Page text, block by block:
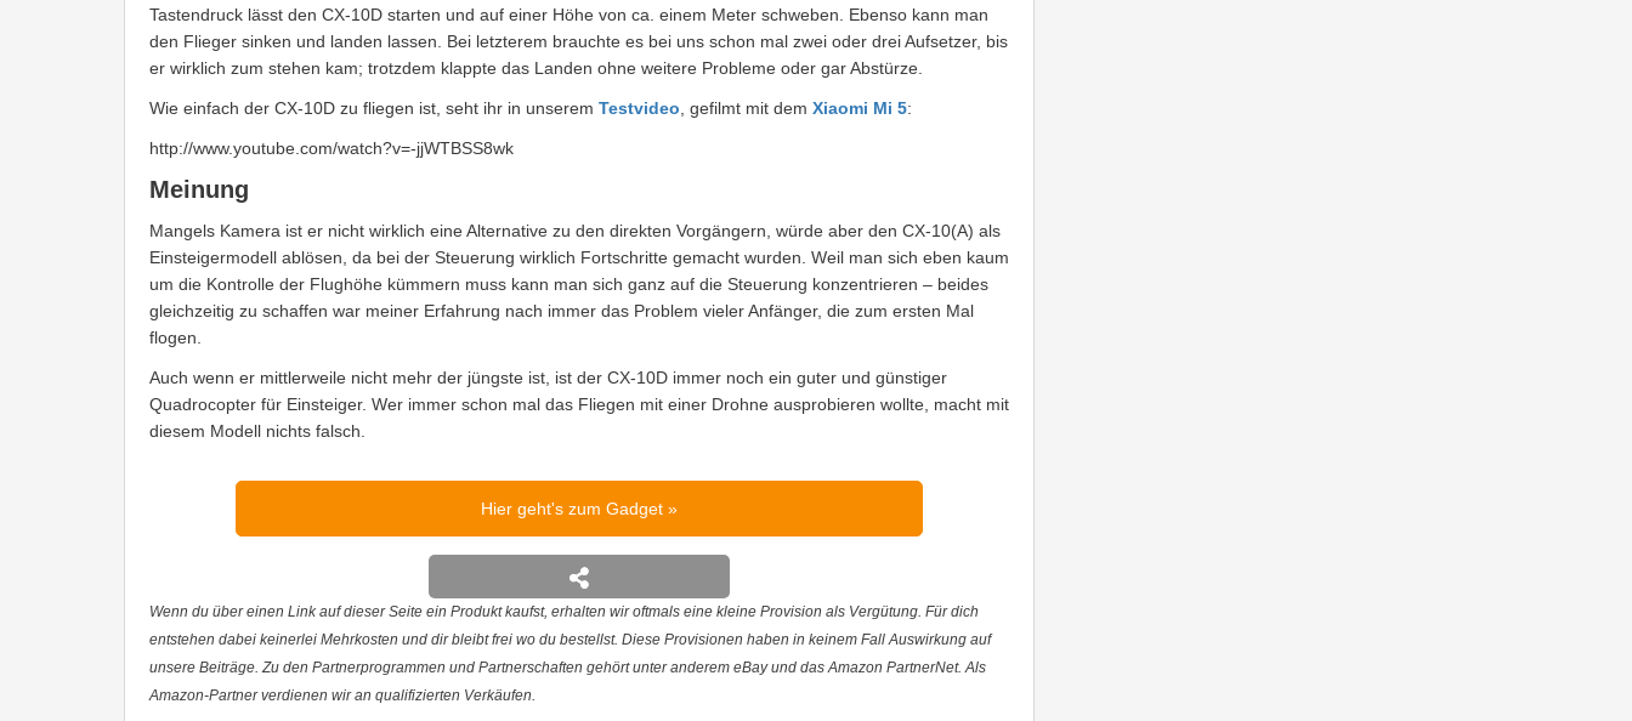
Tastendruck lässt den CX-10D starten und auf einer Höhe von ca. einem Meter schweben. Ebenso kann man
den Flieger sinken und landen lassen. Bei letzterem brauchte es bei uns schon mal zwei oder drei Aufsetzer, bis
er wirklich zum stehen kam; trotzdem klappte das Landen ohne weitere Probleme oder gar Abstürze.
Wie einfach der CX-10D zu fliegen ist, seht ihr in unserem Testvideo , gefilmt mit dem Xiaomi Mi 5:
http://www.youtube.com/watch?v=-jjWTBSS8wk
Meinung
Mangels Kamera ist er nicht wirklich eine Alternative zu den direkten Vorgängern, würde aber den CX-10(A) als
Einsteigermodell ablösen, da bei der Steuerung wirklich Fortschritte gemacht wurden. Weil man sich eben kaum
um die Kontrolle der Flughöhe kümmern muss kann man sich ganz auf die Steuerung konzentrieren – beides
gleichzeitig zu schaffen war meiner Erfahrung nach immer das Problem vieler Anfänger, die zum ersten Mal
flogen.
Auch wenn er mittlerweile nicht mehr der jüngste ist, ist der CX-10D immer noch ein guter und günstiger
Quadrocopter für Einsteiger. Wer immer schon mal das Fliegen mit einer Drohne ausprobieren wollte, macht mit
diesem Modell nichts falsch.
Hier geht's zum Gadget
Wenn du über einen Link auf dieser Seite ein Produkt kaufst, erhalten wir oftmals eine kleine Provision als Vergütung. Für dich
entstehen dabei keinerlei Mehrkosten und dir bleibt frei wo du bestellst. Diese Provisionen haben in keinem Fall Auswirkung auf
unsere Beiträge. Zu den Partnerprogrammen und Partnerschaften gehört unter anderem eBay und das Amazon PartnerNet. Als
Amazon-Partner verdienen wir an qualifizierten Verkäufen.